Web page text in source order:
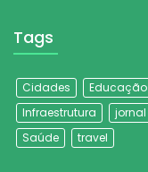
Tags
Cidades Educação
Infraestrutura
jornal
Saúde
travel